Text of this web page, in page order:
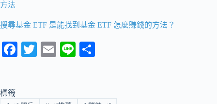
方法
搜尋基金 ETF 是能找到基金 ETF 怎麼賺錢的方法？
Fa
ok
T
r
E
Li
標籤